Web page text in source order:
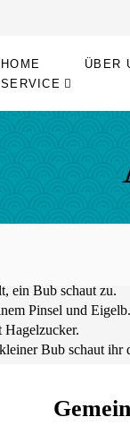
HOME ÜBER
SERVICE